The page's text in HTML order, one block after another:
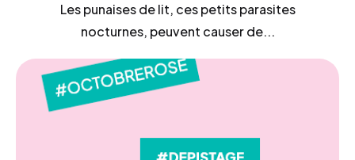
Les punaises de lit, ces petits parasites
nocturnes, peuvent causer de...